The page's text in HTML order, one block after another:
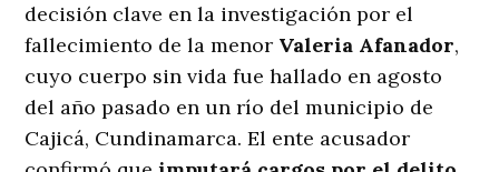
decisión clave en la investigación por el
fallecimiento de la menor Valeria Afanador,
cuyo cuerpo sin vida fue hallado en agosto
del año pasado en un río del municipio de
Cajicá, Cundinamarca. El ente acusador